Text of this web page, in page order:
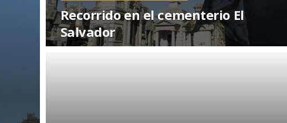
Recorrido en el cementerio El
Salvador